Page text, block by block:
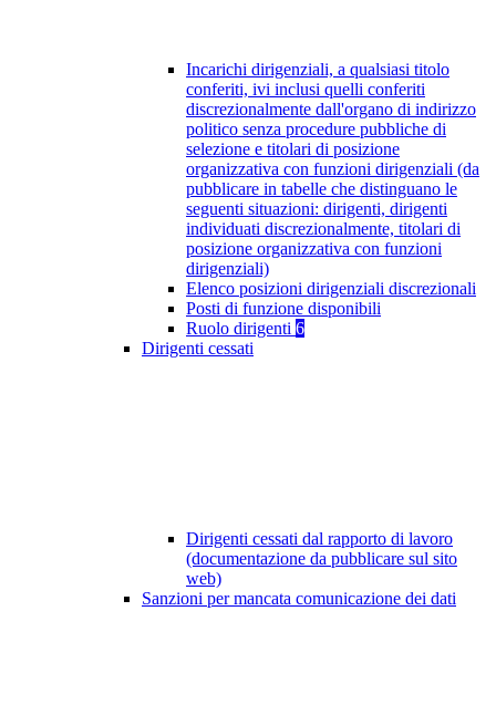
Incarichi dirigenziali, a qualsiasi titolo
conferiti, ivi inclusi quelli conferiti
discrezionalmente dall'organo di indirizzo
politico senza procedure pubbliche di
selezione e titolari di posizione
organizzativa con funzioni dirigenziali (da
pubblicare in tabelle che distinguano le
seguenti situazioni: dirigenti, dirigenti
individuati discrezionalmente, titolari di
posizione organizzativa con funzioni
dirigenziali)
Elenco posizioni dirigenziali discrezionali
Posti di funzione disponibili
Ruolo dirigenti 6
Dirigenti cessati
Dirigenti cessati dal rapporto di lavoro
(documentazione da pubblicare sul sito
web)
Sanzioni per mancata comunicazione dei dati